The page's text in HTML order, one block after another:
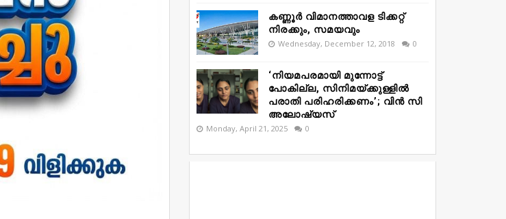
കണ്ണൂർ വിമാനത്താവള ടിക്കറ്റ്
നിരക്കും, സമയവും
Wednesday, December 12, 2018 0
‘നിയമപരമായി മുന്നോട്ട്
പോകില്ല, സിനിമയ്ക്കുള്ളിൽ
പരാതി പരിഹരിക്കണം’; വിൻ സി
അലോഷ്യസ്
Monday, April 21, 2025 0